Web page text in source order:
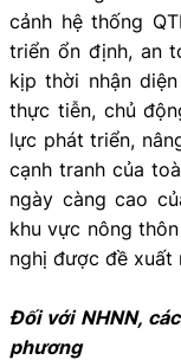
cảnh hệ thống
triển ổn định, an
kịp thời nhận
thực tiễn, chủ
lực phát triển,
cạnh tranh của
ngày càng cao
khu vực nông
nghị được đề xuất
Đối với NHNN,
phương